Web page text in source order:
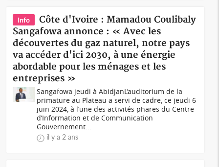
Info
Côte d'Ivoire : Mamadou Coulibaly
Sangafowa annonce : « Avec les
découvertes du gaz naturel, notre pays
va accéder d'ici 2030, à une énergie
abordable pour les ménages et les
entreprises »
Sangafowa jeudi à AbidjanL’auditorium de la
primature au Plateau a servi de cadre, ce jeudi 6
juin 2024, à l’une des activités phares du Centre
d’Information et de Communication
Gouvernement...
il y a 2 ans